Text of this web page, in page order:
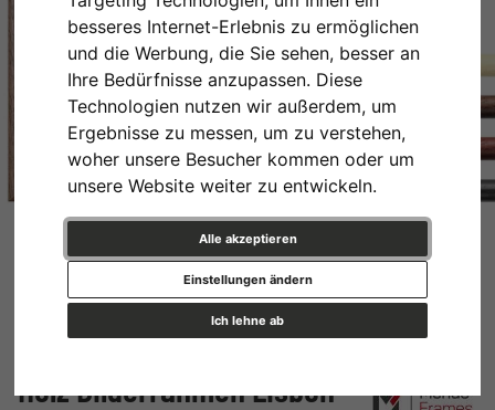
besseres Internet-Erlebnis zu ermöglichen
und die Werbung, die Sie sehen, besser an
Ihre Bedürfnisse anzupassen. Diese
Technologien nutzen wir außerdem, um
Ergebnisse zu messen, um zu verstehen,
woher unsere Besucher kommen oder um
unsere Website weiter zu entwickeln.
Alle akzeptieren
Ich lehne ab
Einstellungen ändern
Holz Bilderrahmen Lisbon